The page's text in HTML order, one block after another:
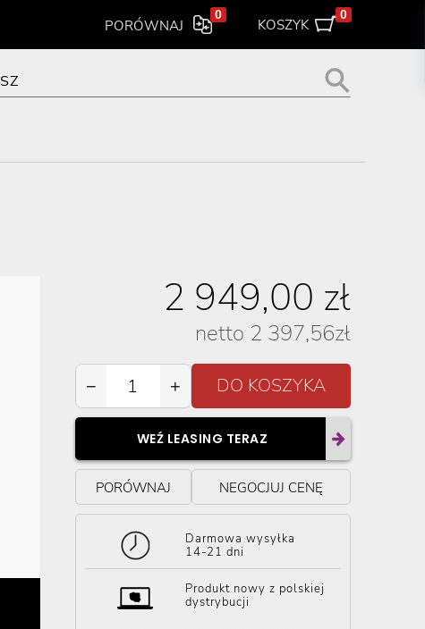
PORÓWNAJ
0
KOSZYK
0
2 949,00 zł
netto 2 397,56zł
− +
WEŹ LEASING TERAZ
PORÓWNAJ NEGOCJUJ CENĘ
Darmowa wysyłka
14-21 dni
Produkt nowy z polskiej
dystrybucji